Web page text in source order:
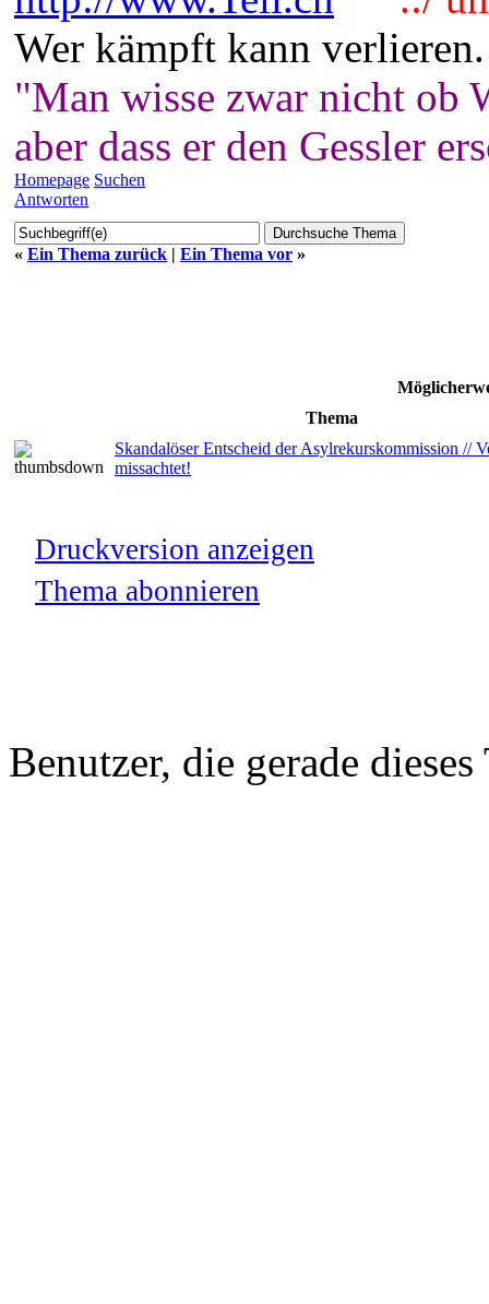
Wer kämpft kann
"Man wisse zwar nicht ob
aber dass er den Gessler
Homepage Suchen
Antworten
« Ein Thema zurück | Ein Thema vor »
Thema
Skandalöser Entscheid der Asylrekurskommission //
missachtet!
Druckversion anzeigen
Thema abonnieren
Benutzer, die gerade